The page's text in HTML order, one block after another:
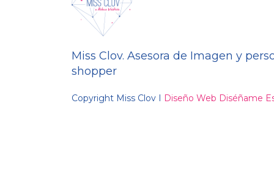
Miss Clov. Asesora de Imagen y
shopper
Copyright Miss Clov I Diseño Web Diséñame